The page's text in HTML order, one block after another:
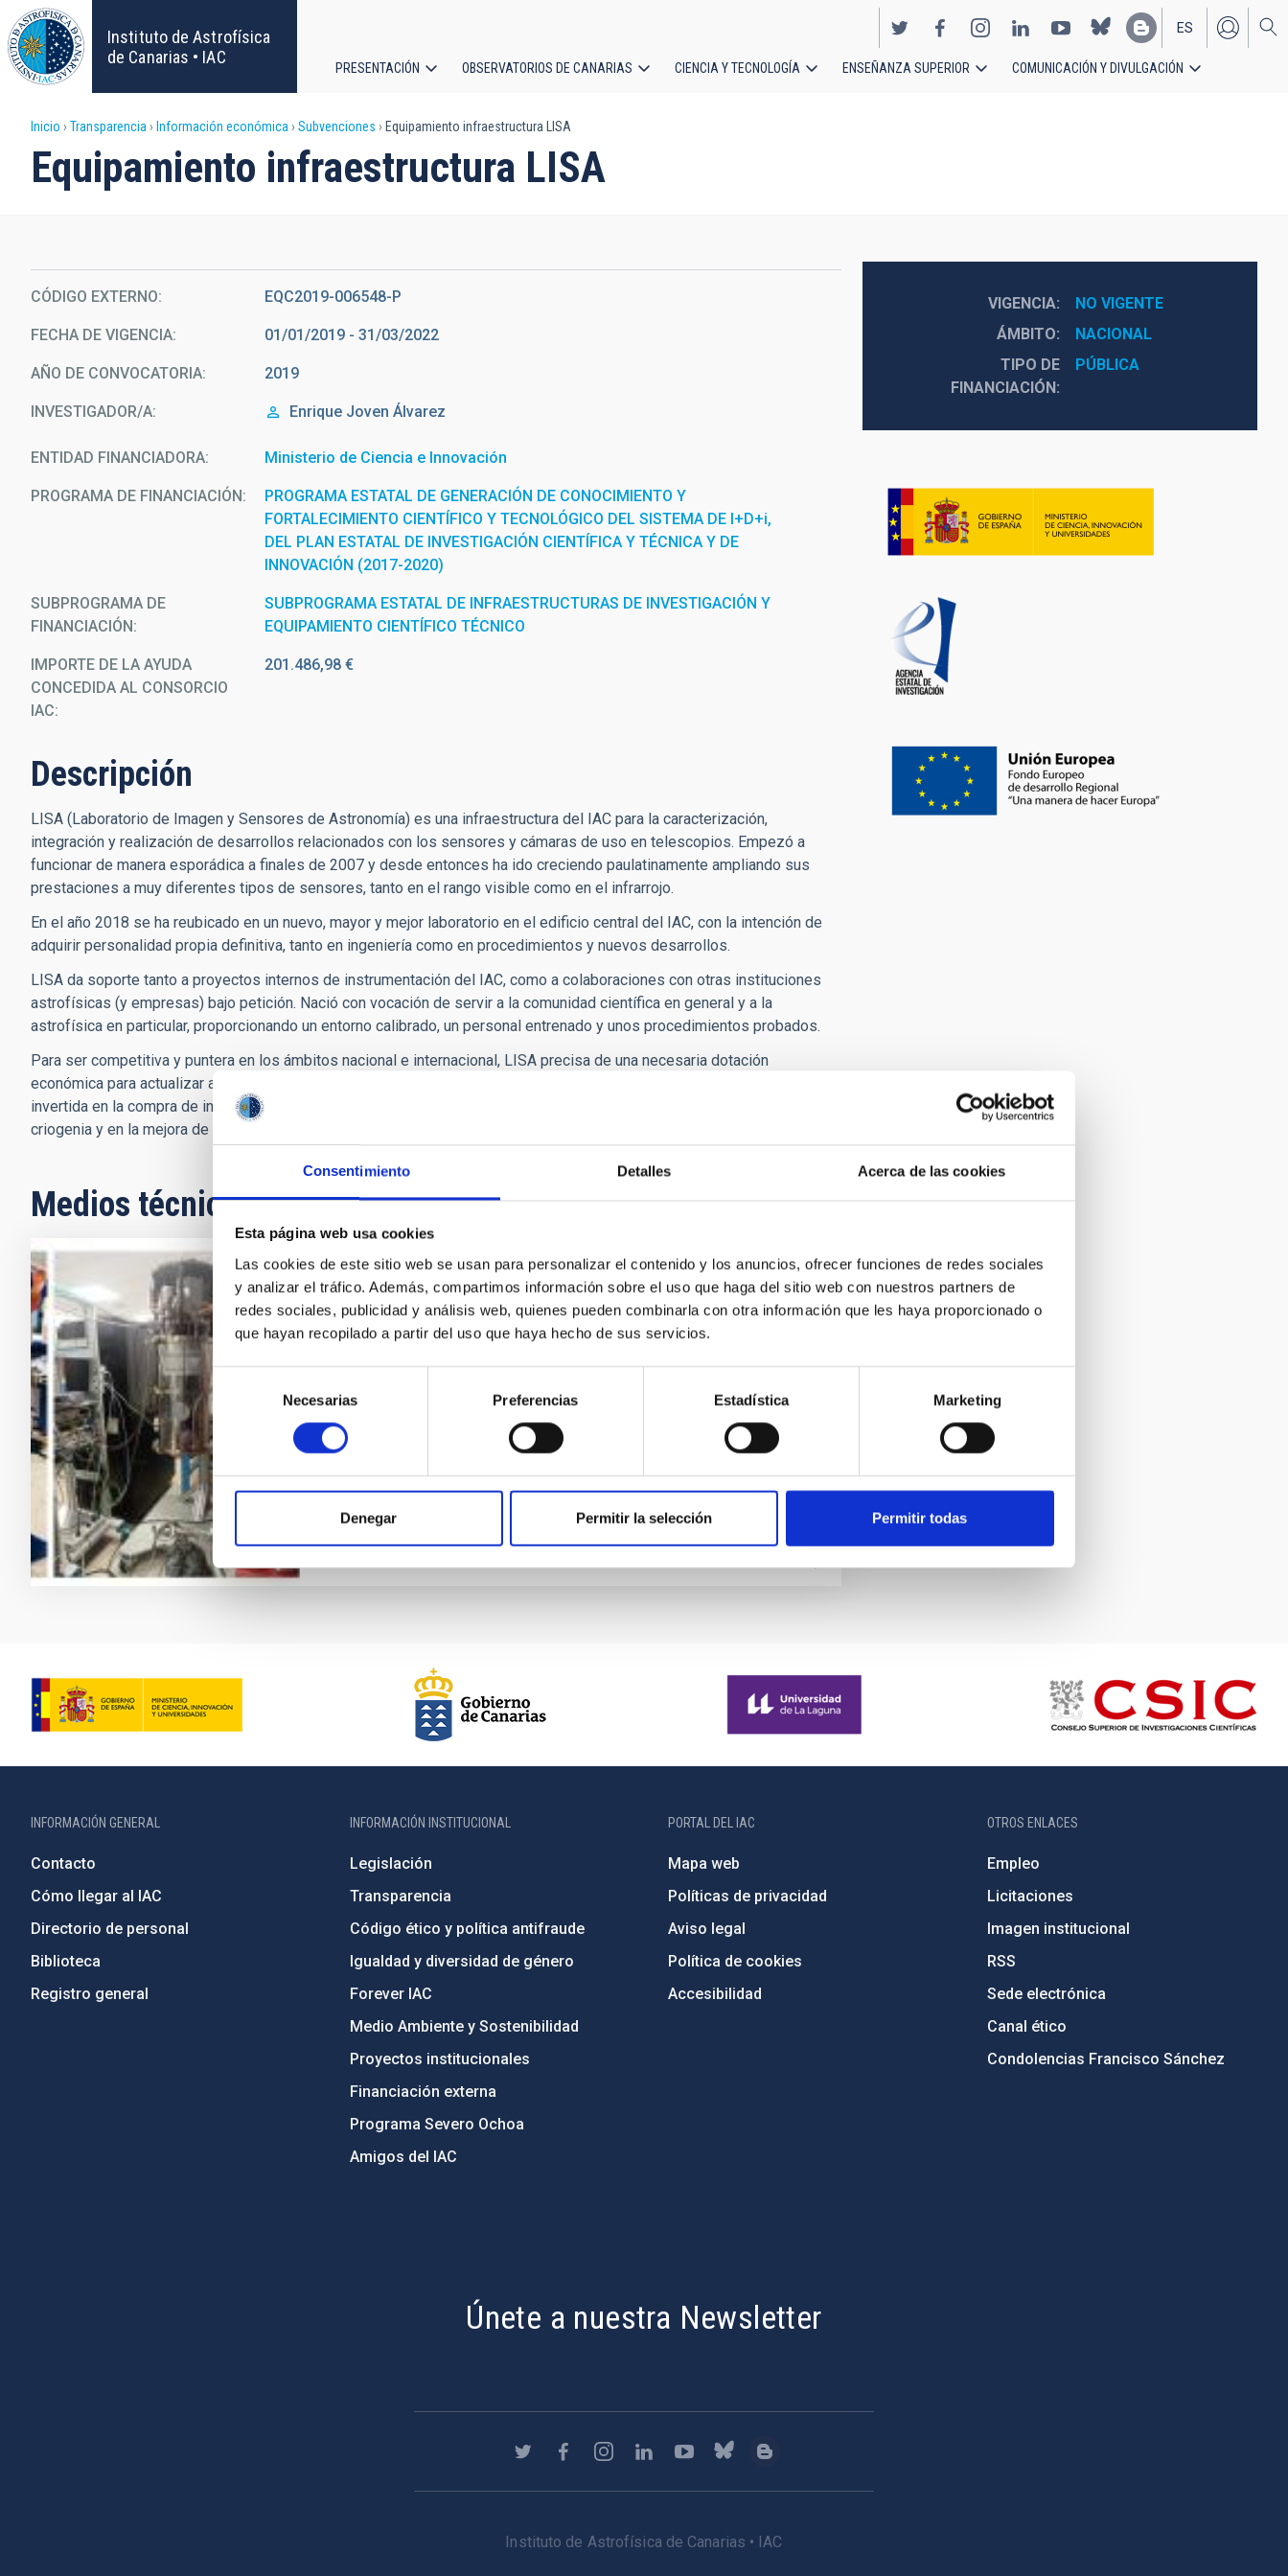
Consentimiento Detalles Acerca de las cookies
Esta página web usa cookies
Las cookies de este sitio web se usan para personalizar el contenido y los anuncios, ofrecer funciones de redes sociales
y analizar el tráfico. Además, compartimos información sobre el uso que haga del sitio web con nuestros partners de
redes sociales, publicidad y análisis web, quienes pueden combinarla con otra información que les haya proporcionado o
que hayan recopilado a partir del uso que haya hecho de sus servicios.
Selección
de
consentimiento
Necesarias Preferencias Estadística Marketing
Denegar Permitir la selección Permitir todas
Pasar
al
contenido
principal
Instituto de Astrofísica
de Canarias • IAC
EN
ES
principal
PRESENTACIÓN OBSERVATORIOS DE CANARIAS CIENCIA Y TECNOLOGÍA ENSEÑANZA SUPERIOR COMUNICACIÓN Y DIVULGACIÓN
Sobrescribir
enlaces
ayuda
a
la
navegación
Inicio Transparencia Información económica Subvenciones Equipamiento infraestructura LISA
Equipamiento infraestructura LISA
CÓDIGO EXTERNO EQC2019-006548-P
FECHA DE VIGENCIA 01/01/2019 - 31/03/2022
AÑO DE CONVOCATORIA 2019
INVESTIGADOR/A Enrique Joven Álvarez
ENTIDAD FINANCIADORA Ministerio de Ciencia e Innovación
PROGRAMA DE FINANCIACIÓN
PROGRAMA ESTATAL DE GENERACIÓN DE CONOCIMIENTO Y
FORTALECIMIENTO CIENTÍFICO Y TECNOLÓGICO DEL SISTEMA DE I+D+i,
DEL PLAN ESTATAL DE INVESTIGACIÓN CIENTÍFICA Y TÉCNICA Y DE
INNOVACIÓN (2017-2020)
SUBPROGRAMA DE
FINANCIACIÓN
SUBPROGRAMA ESTATAL DE INFRAESTRUCTURAS DE INVESTIGACIÓN Y
EQUIPAMIENTO CIENTÍFICO TÉCNICO
IMPORTE DE LA AYUDA
CONCEDIDA AL CONSORCIO
IAC
201.486,98 €
Descripción
LISA (Laboratorio de Imagen y Sensores de Astronomía) es una infraestructura del IAC para la caracterización,
integración y realización de desarrollos relacionados con los sensores y cámaras de uso en telescopios. Empezó a
funcionar de manera esporádica a finales de 2007 y desde entonces ha ido creciendo paulatinamente ampliando sus
prestaciones a muy diferentes tipos de sensores, tanto en el rango visible como en el infrarrojo.
En el año 2018 se ha reubicado en un nuevo, mayor y mejor laboratorio en el edificio central del IAC, con la intención de
adquirir personalidad propia definitiva, tanto en ingeniería como en procedimientos y nuevos desarrollos.
LISA da soporte tanto a proyectos internos de instrumentación del IAC, como a colaboraciones con otras instituciones
astrofísicas (y empresas) bajo petición. Nació con vocación de servir a la comunidad científica en general y a la
astrofísica en particular, proporcionando un entorno calibrado, un personal entrenado y unos procedimientos probados.
Para ser competitiva y puntera en los ámbitos nacional e internacional, LISA precisa de una necesaria dotación
económica para actualizar algunos de sus equipos ya identificados (bancos de calibración visible e infrarrojo), que será
invertida en la compra de instrumentación concreta, principalmente en el ámbito de los posicionadores en vacío y
criogenia y en la mejora de prestaciones del Sistema de Calibración en el rango Visible.
Medios técnicos relacionados
Laboratorio de Imagen y Sensores de Astronomía
(LISA)
Rodríguez Ramos
José Javier Díaz García
VIGENCIA
NO VIGENTE
ÁMBITO
NACIONAL
TIPO DE
FINANCIACIÓN
PÚBLICA
INFORMACIÓN GENERAL
Contacto
Cómo llegar al IAC
Directorio de personal
Biblioteca
Registro general
INFORMACIÓN INSTITUCIONAL
Legislación
Transparencia
Código ético y política antifraude
Igualdad y diversidad de género
Forever IAC
Medio Ambiente y Sostenibilidad
Proyectos institucionales
Financiación externa
Programa Severo Ochoa
Amigos del IAC
PORTAL DEL IAC
Mapa web
Políticas de privacidad
Aviso legal
Política de cookies
Accesibilidad
OTROS ENLACES
Empleo
Licitaciones
Imagen institucional
RSS
Sede electrónica
Canal ético
Condolencias Francisco Sánchez
Únete a nuestra Newsletter
Instituto de Astrofísica de Canarias • IAC